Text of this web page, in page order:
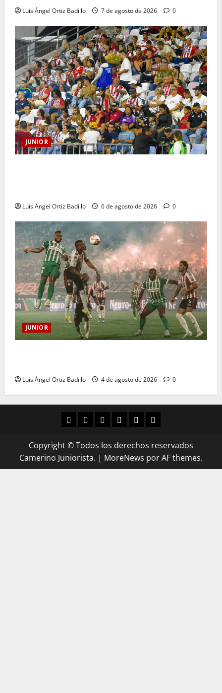
Luis Ángel Ortiz Badillo 7 de agosto de 2026 0
JUNIOR
Luis Ángel Ortiz Badillo 6 de agosto de 2026 0
JUNIOR
Luis Ángel Ortiz Badillo 4 de agosto de 2026 0
Copyright © Todos los derechos reservados
Camerino Juniorista. | MoreNews por AF themes.